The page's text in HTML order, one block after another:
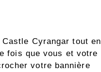
Cyrangar tout en
fois que vous et votre
votre bannière